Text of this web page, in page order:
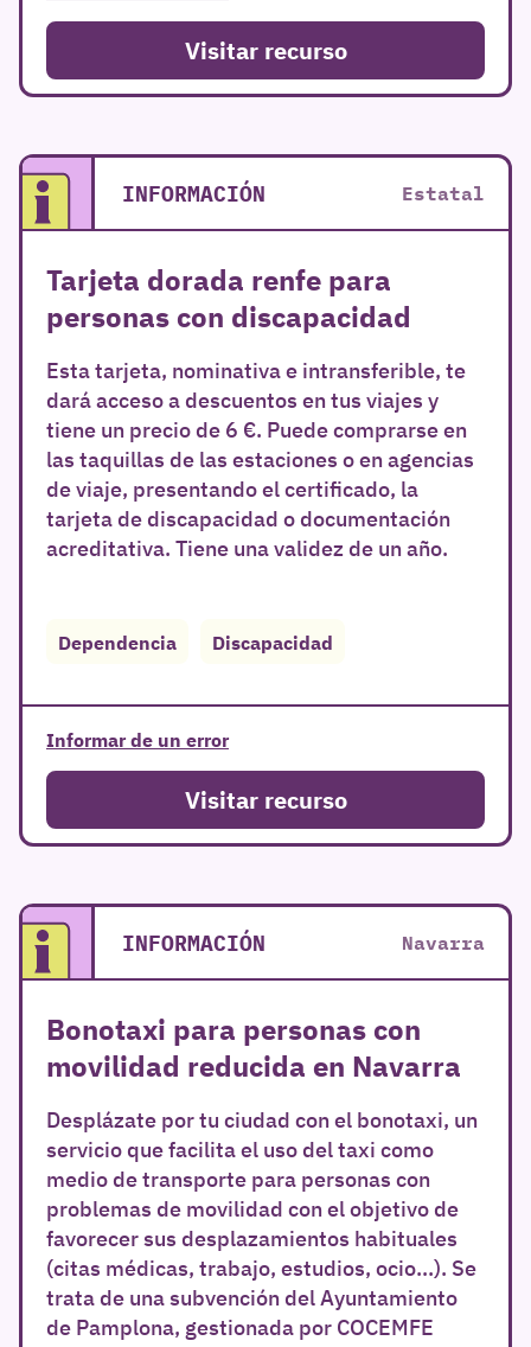
Visitar recurso
INFORMACIÓN Estatal
Tarjeta dorada renfe para
personas con discapacidad
Esta tarjeta, nominativa e intransferible, te
dará acceso a descuentos en tus viajes y
tiene un precio de 6 €. Puede comprarse en
las taquillas de las estaciones o en agencias
de viaje, presentando el certificado, la
tarjeta de discapacidad o documentación
acreditativa. Tiene una validez de un año.
Dependencia Discapacidad
Informar de un error
Visitar recurso
INFORMACIÓN Navarra
Bonotaxi para personas con
movilidad reducida en Navarra
Desplázate por tu ciudad con el bonotaxi, un
servicio que facilita el uso del taxi como
medio de transporte para personas con
problemas de movilidad con el objetivo de
favorecer sus desplazamientos habituales
(citas médicas, trabajo, estudios, ocio…). Se
trata de una subvención del Ayuntamiento
de Pamplona, gestionada por COCEMFE